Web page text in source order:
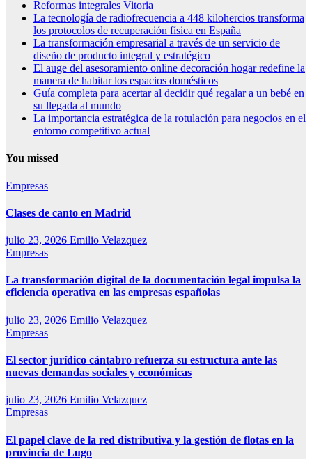
Reformas integrales Vitoria
La tecnología de radiofrecuencia a 448 kilohercios transforma
los protocolos de recuperación física en España
La transformación empresarial a través de un servicio de
diseño de producto integral y estratégico
El auge del asesoramiento online decoración hogar redefine la
manera de habitar los espacios domésticos
Guía completa para acertar al decidir qué regalar a un bebé en
su llegada al mundo
La importancia estratégica de la rotulación para negocios en el
entorno competitivo actual
You missed
Empresas
Clases de canto en Madrid
julio 23, 2026 Emilio Velazquez
Empresas
La transformación digital de la documentación legal impulsa la
eficiencia operativa en las empresas españolas
julio 23, 2026 Emilio Velazquez
Empresas
El sector jurídico cántabro refuerza su estructura ante las
nuevas demandas sociales y económicas
julio 23, 2026 Emilio Velazquez
Empresas
El papel clave de la red distributiva y la gestión de flotas en la
provincia de Lugo